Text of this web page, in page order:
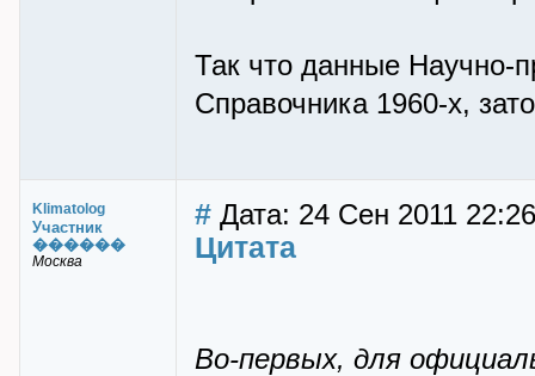
Так что данные Научно-
Справочника 1960-х,
Klimatolog
Участник
������
Москва
# Дата: 24 Сен 2011
Цитата
Во-первых, для